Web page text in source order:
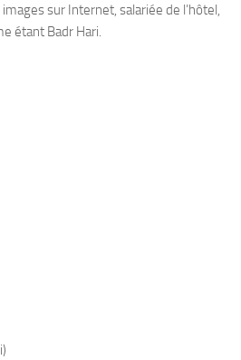
sur Internet, salariée de l’hôtel,
étant Badr Hari.